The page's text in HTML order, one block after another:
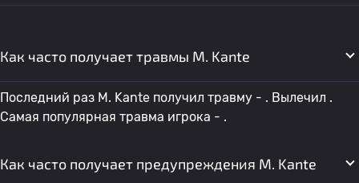
Как часто получает травмы M. Kante
Последний раз M. Kante получил травму - . Вылечил .
Самая популярная травма игрока - .
Как часто получает предупреждения M. Kante